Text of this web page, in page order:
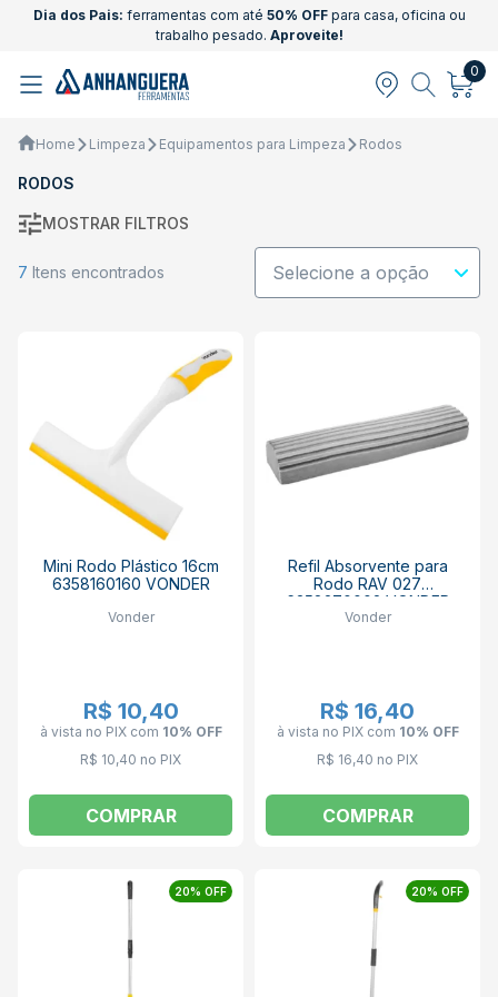
Dia dos Pais: ferramentas com até 50% OFFpara casa, oficina ou
trabalho pesado. Aproveite!
0
Home Limpeza Equipamentos para Limpeza Rodos
RODOS
MOSTRAR FILTROS
7 Itens encontrados
Mini Rodo Plástico 16cm
6358160160 VONDER
Vonder
R$ 10,40
à vista no PIX com 10% OFF
R$ 10,40 no PIX
COMPRAR
Refil Absorvente para
Rodo RAV 027
6358270002 VONDER
Vonder
R$ 16,40
à vista no PIX com 10% OFF
R$ 16,40 no PIX
COMPRAR
20% OFF 20% OFF